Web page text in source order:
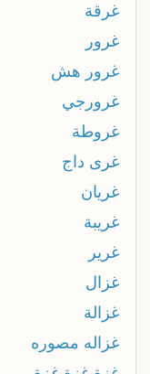
غرقة
غرور
غرور هش
غرورجي
غروطة
غرى داج
غريان
غريبة
غرير
غزال
غزالة
غزاله مصوره